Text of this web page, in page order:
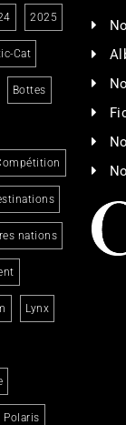
2025
Cat
Bottes
nations
Lynx
Polaris